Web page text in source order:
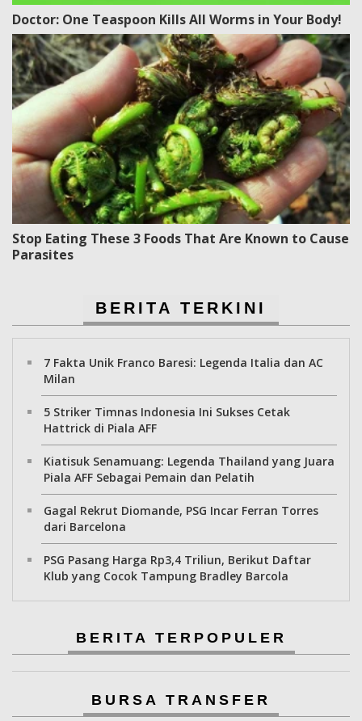
Doctor: One Teaspoon Kills All Worms in Your Body!
Stop Eating These 3 Foods That Are Known to Cause
Parasites
BERITA TERKINI
7 Fakta Unik Franco Baresi: Legenda Italia dan AC
Milan
5 Striker Timnas Indonesia Ini Sukses Cetak
Hattrick di Piala AFF
Kiatisuk Senamuang: Legenda Thailand yang Juara
Piala AFF Sebagai Pemain dan Pelatih
Gagal Rekrut Diomande, PSG Incar Ferran Torres
dari Barcelona
PSG Pasang Harga Rp3,4 Triliun, Berikut Daftar
Klub yang Cocok Tampung Bradley Barcola
BERITA TERPOPULER
BURSA TRANSFER